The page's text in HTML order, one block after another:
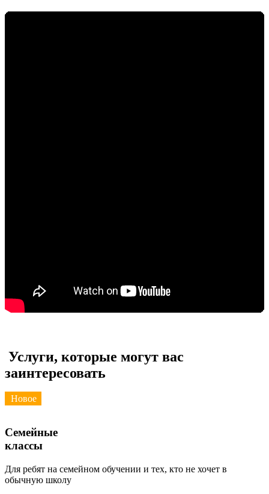
Услуги, которые могут вас
заинтересовать
Новое
Семейные
классы
Для ребят на семейном обучении и тех, кто не хочет в
обычную школу